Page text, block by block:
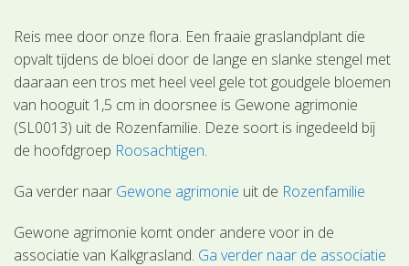
Reis mee door onze flora. Een fraaie graslandplant die
opvalt tijdens de bloei door de lange en slanke stengel met
daaraan een tros met heel veel gele tot goudgele bloemen
van hooguit 1,5 cm in doorsnee is Gewone agrimonie
(SL0013) uit de Rozenfamilie. Deze soort is ingedeeld bij
de hoofdgroep Roosachtigen.
Ga verder naar Gewone agrimonie uit de Rozenfamilie
Gewone agrimonie komt onder andere voor in de
associatie van Kalkgrasland. Ga verder naar de associatie